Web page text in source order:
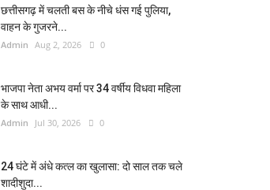
छत्तीसगढ़ में चलती बस के नीचे धंस गई पुलिया,
वाहन के गुजरने...
Admin Aug 2, 2026 0
भाजपा नेता अभय वर्मा पर 34 वर्षीय विधवा महिला
के साथ आधी...
Admin Jul 30, 2026 0
24 घंटे में अंधे कत्ल का खुलासा: दो साल तक चले
शादीशुदा...